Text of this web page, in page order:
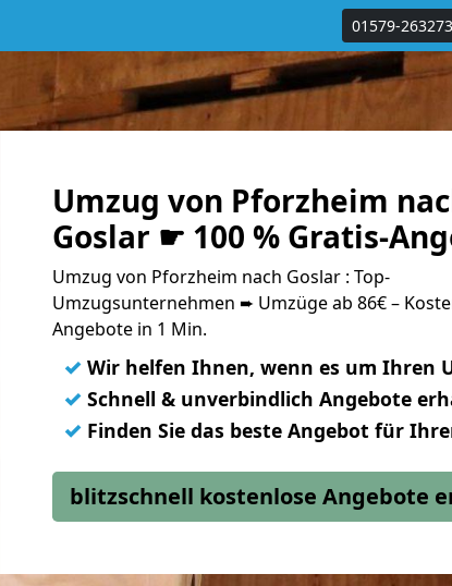
01579-
Umzug von Pforzheim
Goslar ☛ 100 % Gratis-
Umzug von Pforzheim nach Goslar : Top-
Umzugsunternehmen ➨ Umzüge ab 86€ –
Angebote in 1 Min.
✓ Wir helfen Ihnen, wenn es um Ihren
✓ Schnell & unverbindlich Angebote
✓ Finden Sie das beste Angebot für
blitzschnell kostenlose Angebote